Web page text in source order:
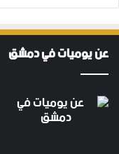
عن يوميات في دمشق